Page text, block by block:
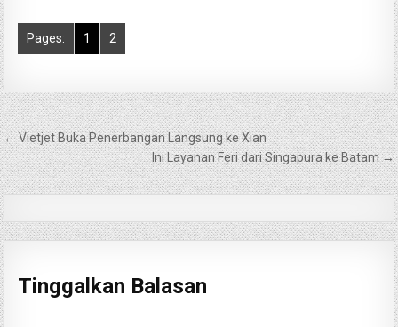
Pages: 1 2
Navigasi
pos
← Vietjet Buka Penerbangan Langsung ke Xian
Ini Layanan Feri dari Singapura ke Batam →
Tinggalkan Balasan